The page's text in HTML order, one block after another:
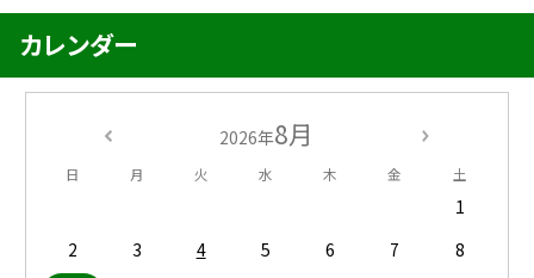
カレンダー
2026年8月
日 月 火 水 木 金 土
1
2
3 4 5 6 7
8